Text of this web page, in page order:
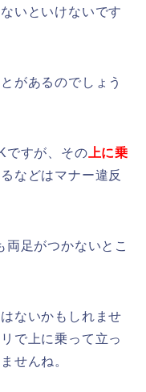
いといけないです
があるのでしょう
ですが、その 上に乗
などはマナー違反
両足がつかないとこ
ないかもしれませ
で上に乗って立っ
せんね。